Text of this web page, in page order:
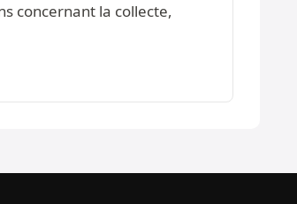
concernant la collecte,